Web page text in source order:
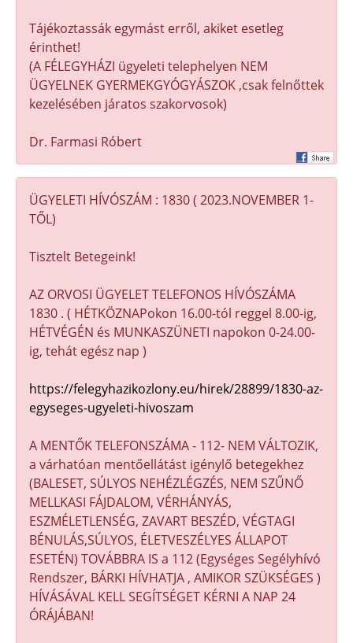
Tájékoztassák egymást erről, akiket esetleg
érinthet!
(A FÉLEGYHÁZI ügyeleti telephelyen NEM
ÜGYELNEK GYERMEKGYÓGYÁSZOK ,csak felnőttek
kezelésében járatos szakorvosok)
Dr. Farmasi Róbert
ÜGYELETI HÍVÓSZÁM : 1830 ( 2023.NOVEMBER 1-
TŐL)
Tisztelt Betegeink!
AZ ORVOSI ÜGYELET TELEFONOS HÍVÓSZÁMA
1830 . ( HÉTKÖZNAPokon 16.00-tól reggel 8.00-ig,
HÉTVÉGÉN és MUNKASZÜNETI napokon 0-24.00-
ig, tehát egész nap )
https://felegyhazikozlony.eu/hirek/28899/1830-az-
egyseges-ugyeleti-hivoszam
A MENTŐK TELEFONSZÁMA - 112- NEM VÁLTOZIK,
a várhatóan mentőellátást igénylő betegekhez
(BALESET, SÚLYOS NEHÉZLÉGZÉS, NEM SZŰNŐ
MELLKASI FÁJDALOM, VÉRHÁNYÁS,
ESZMÉLETLENSÉG, ZAVART BESZÉD, VÉGTAGI
BÉNULÁS,SÚLYOS, ÉLETVESZÉLYES ÁLLAPOT
ESETÉN) TOVÁBBRA IS a 112 (Egységes Segélyhívó
Rendszer, BÁRKI HÍVHATJA , AMIKOR SZÜKSÉGES )
HÍVÁSÁVAL KELL SEGÍTSÉGET KÉRNI A NAP 24
ÓRÁJÁBAN!